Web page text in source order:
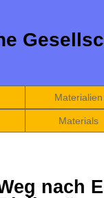
Materialien
Materials
nach